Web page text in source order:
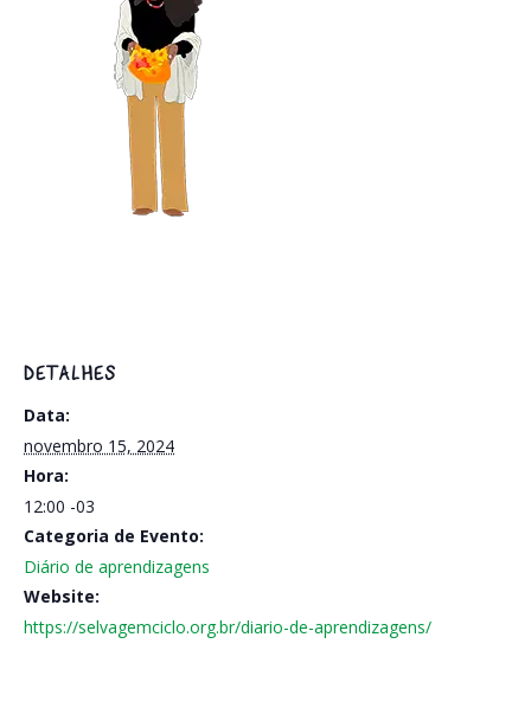
DETALHES
Data:
novembro 15, 2024
Hora:
12:00 -03
Categoria de Evento:
Diário de aprendizagens
Website:
https://selvagemciclo.org.br/diario-de-aprendizagens/